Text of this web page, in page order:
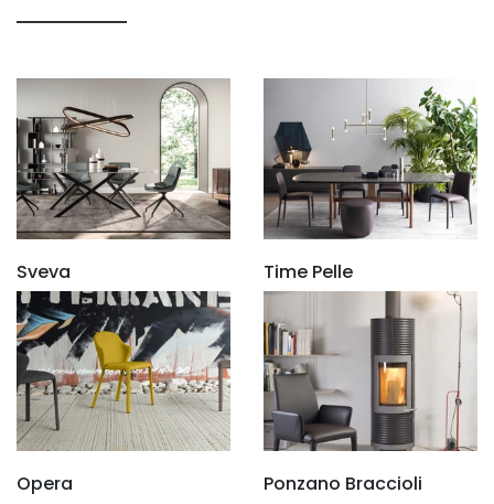
Sveva Time Pelle
Opera Ponzano Braccioli